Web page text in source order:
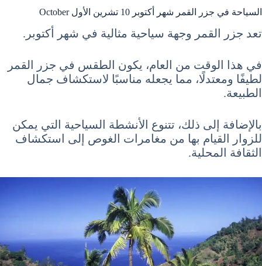
السياحة في جزر القمر شهر أكتوبر 10 تشرين الأول October
تعد جزر القمر وجهة سياحية مثالية في شهر أكتوبر.
في هذا الوقت من العام، يكون الطقس في جزر القمر
لطيفًا ومعتدلًا، مما يجعله مناسبًا لاستكشاف جمال
الطبيعة.
بالإضافة إلى ذلك، تتنوع الأنشطة السياحية التي يمكن
للزوار القيام بها من مغامرات الغوص إلى استكشاف
الثقافة المحلية.